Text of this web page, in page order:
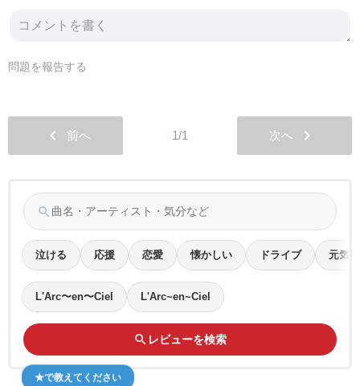
問題を報告する
chevron_left 前へ 1/1 次へ chevron_right
search
泣ける 応援 恋愛 懐かしい ドライブ 元気
L'Arc〜en〜Ciel L'Arc~en~Ciel
search レビューを検索
★で教えてください